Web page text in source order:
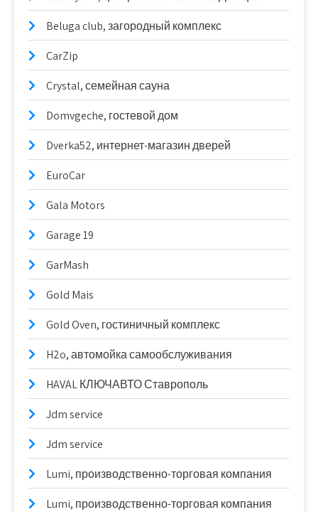
Beluga club, загородный комплекс
CarZip
Crystal, семейная сауна
Domvgeche, гостевой дом
Dverka52, интернет-магазин дверей
EuroCar
Gala Motors
Garage 19
GarMash
Gold Mais
Gold Oven, гостиничный комплекс
H2o, автомойка самообслуживания
HAVAL КЛЮЧАВТО Ставрополь
Jdm service
Jdm service
Lumi, производственно-торговая компания
Lumi, производственно-торговая компания